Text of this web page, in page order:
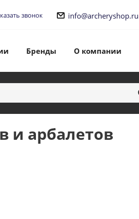
звонок info@archeryshop.ru
Бренды О компании
и арбалетов